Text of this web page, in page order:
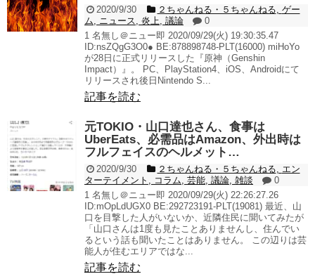
2020/9/30 ２ちゃんねる・５ちゃんねる ゲー
ム
ニュース 炎上 議論
0
1 名無し＠ニュー即 2020/09/29(火) 19:30:35.47
ID:nsZQgG3O0● BE:878898748-PLT(16000) miHoYo
が28日に正式リリースした『原神（Genshin
Impact）』。 PC、PlayStation4、iOS、Androidにて
リリースされ後日Nintendo S...
記事を読む
元TOKIO・山口達也さん、食事は
UberEats、必需品はAmazon、外出時は
フルフェイスのヘルメット…
2020/9/30 ２ちゃんねる・５ちゃんねる
エン
ターテイメント
コラム 芸能 議論 雑談
0
1 名無し＠ニュー即 2020/09/29(火) 22:26:27.26
ID:mOpLdUGX0 BE:292723191-PLT(19081) 最近、山
口を目撃した人がいないか、近隣住民に聞いてみたが
「山口さんは1度も見たことありませんし、住んでい
るという話も聞いたことはありません。 この辺りは芸
能人が住むエリアではな...
記事を読む